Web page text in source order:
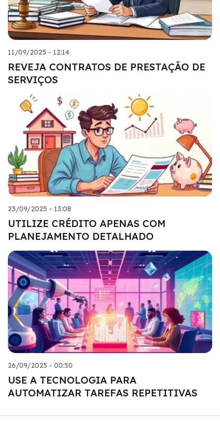
11/09/2025 - 12:14
REVEJA CONTRATOS DE PRESTAÇÃO DE
SERVIÇOS
23/09/2025 - 13:08
UTILIZE CRÉDITO APENAS COM
PLANEJAMENTO DETALHADO
26/09/2025 - 00:50
USE A TECNOLOGIA PARA
AUTOMATIZAR TAREFAS REPETITIVAS